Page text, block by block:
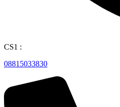
CS1 :
08815033830